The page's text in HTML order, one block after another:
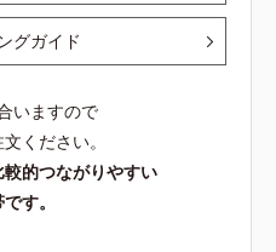
グガイド
いますので
ください。
的つながりやすい
す。